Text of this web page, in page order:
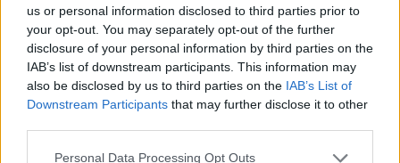
us or personal information disclosed to third parties prior to
your opt-out. You may separately opt-out of the further
disclosure of your personal information by third parties on the
IAB’s list of downstream participants. This information may
also be disclosed by us to third parties on the IAB’s List of
Downstream Participants that may further disclose it to other
Personal Data Processing Opt Outs
υποστήριξη και τη διασύνδεση των
πολιτών με αξιόπιστες πηγές
πληροφόρησης.
Όταν ο ασθενής νιώθει ότι μπορεί να
εκφραστεί χωρίς αμηχανία ή φόβο, τότε